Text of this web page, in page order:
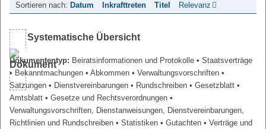
Sortieren nach: Datum Inkrafttreten Titel Relevanz
Systematische Übersicht
Dokumententyp: Beiratsinformationen und Protokolle • Staatsverträge
• Bekanntmachungen • Abkommen • Verwaltungsvorschriften •
Satzungen • Dienstvereinbarungen • Rundschreiben • Gesetzblatt •
Amtsblatt • Gesetze und Rechtsverordnungen •
Verwaltungsvorschriften, Dienstanweisungen, Dienstvereinbarungen,
Richtlinien und Rundschreiben • Statistiken • Gutachten • Verträge und